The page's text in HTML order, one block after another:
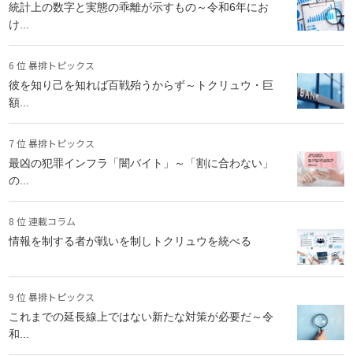
統計上の数字と実態の乖離が示すもの～令和6年にお
け...
6 位 暴排トピックス
彼を知り己を知れば百戦殆うからず～トクリュウ・巨
額...
7 位 暴排トピックス
最凶の犯罪インフラ「闇バイト」～「割に合わない」
の...
8 位 連載コラム
情報を制する者が戦いを制しトクリュウを統べる
9 位 暴排トピックス
これまでの延長線上ではない新たな対策が必要だ～令
和...